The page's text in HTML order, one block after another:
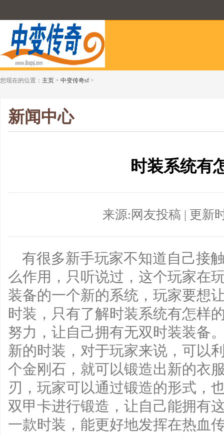
您现在的位置： 主页 > 中变传奇sf >
新闻中心
时装系统有
来源:网友投稿 | 更新
有很多新手玩家不知道自己接
么作用，只听说过，这个玩家在
装备的一个新的系统，玩家要想
时装，只有了解时装系统有怎样
努力，让自己拥有无双时装装备
新的时装，对于玩家来说，可以
个金刚石，就可以锻造出新的衣
刃，玩家可以通过锻造的形式，
双甲卡进行锻造，让自己能拥有
一款时装，能更好地发挥在热血